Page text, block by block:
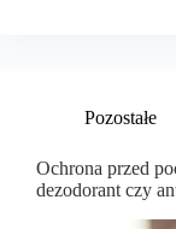
Pozostałe
​Ochrona przed
dezodorant czy